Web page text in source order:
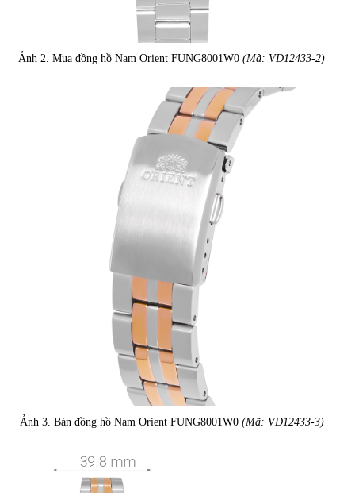
Ảnh 2. Mua đồng hồ Nam Orient FUNG8001W0 (Mã: VD12433-2)
Ảnh 3. Bán đồng hồ Nam Orient FUNG8001W0 (Mã: VD12433-3)